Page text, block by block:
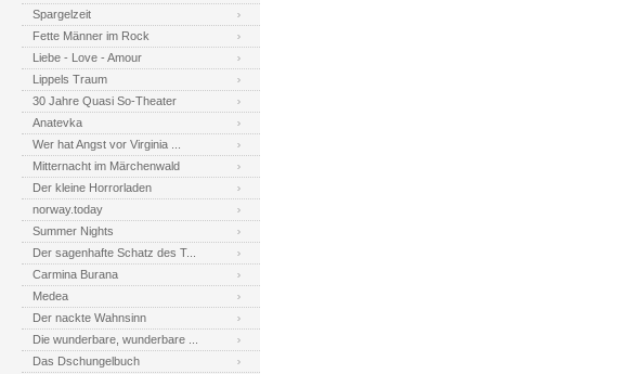
Spargelzeit
Fette Männer im Rock
Liebe - Love - Amour
Lippels Traum
30 Jahre Quasi So-Theater
Anatevka
Wer hat Angst vor Virginia ...
Mitternacht im Märchenwald
Der kleine Horrorladen
norway.today
Summer Nights
Der sagenhafte Schatz des T...
Carmina Burana
Medea
Der nackte Wahnsinn
Die wunderbare, wunderbare ...
Das Dschungelbuch